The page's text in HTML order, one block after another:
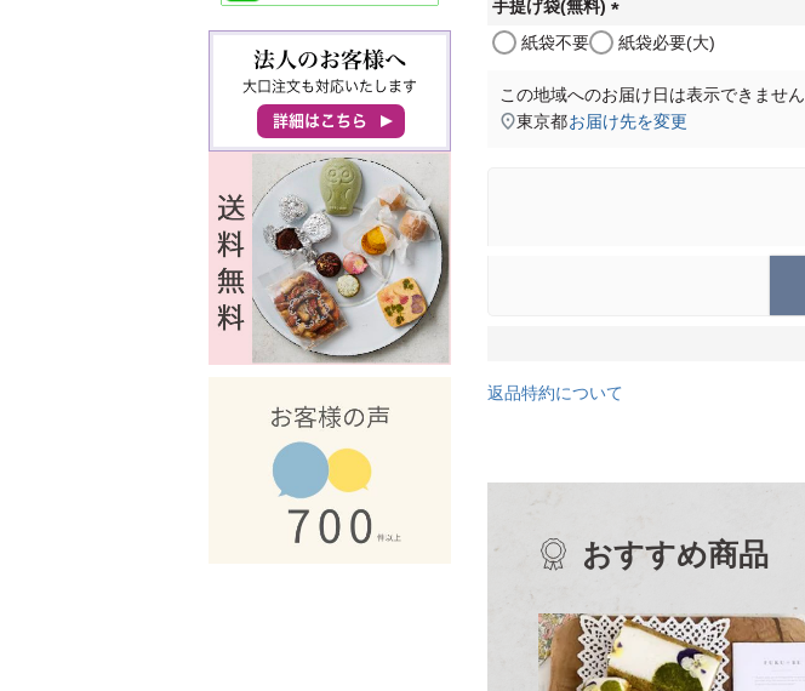
手提げ袋(無料)
(
須
)
紙袋不要 紙袋必要(大)
この地域へのお届け日は表示できません
東京都お届け先を変更
返品特約について
おすすめ商品